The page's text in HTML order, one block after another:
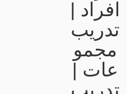
افراد |
تدريب
مجمو
عات |
تدريب